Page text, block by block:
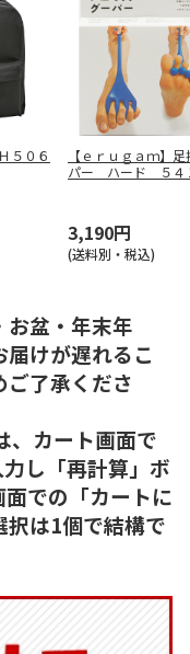
５０６
【ｅｒｕｇａｍ】
パー ハード ５４
3,190円
(送料別・税込)
盆・年末年
けが遅れるこ
ご了承くださ
、カート画面で
し「再計算」ボ
での「カートに
択は1個で結構で